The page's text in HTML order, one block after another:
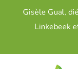
Gisèle Gual,
Linkebeek